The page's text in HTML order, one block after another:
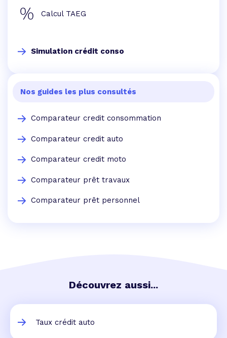
Calcul TAEG
Simulation crédit conso
Nos guides les plus consultés
Comparateur credit consommation
Comparateur credit auto
Comparateur credit moto
Comparateur prêt travaux
Comparateur prêt personnel
Découvrez aussi...
Taux crédit auto